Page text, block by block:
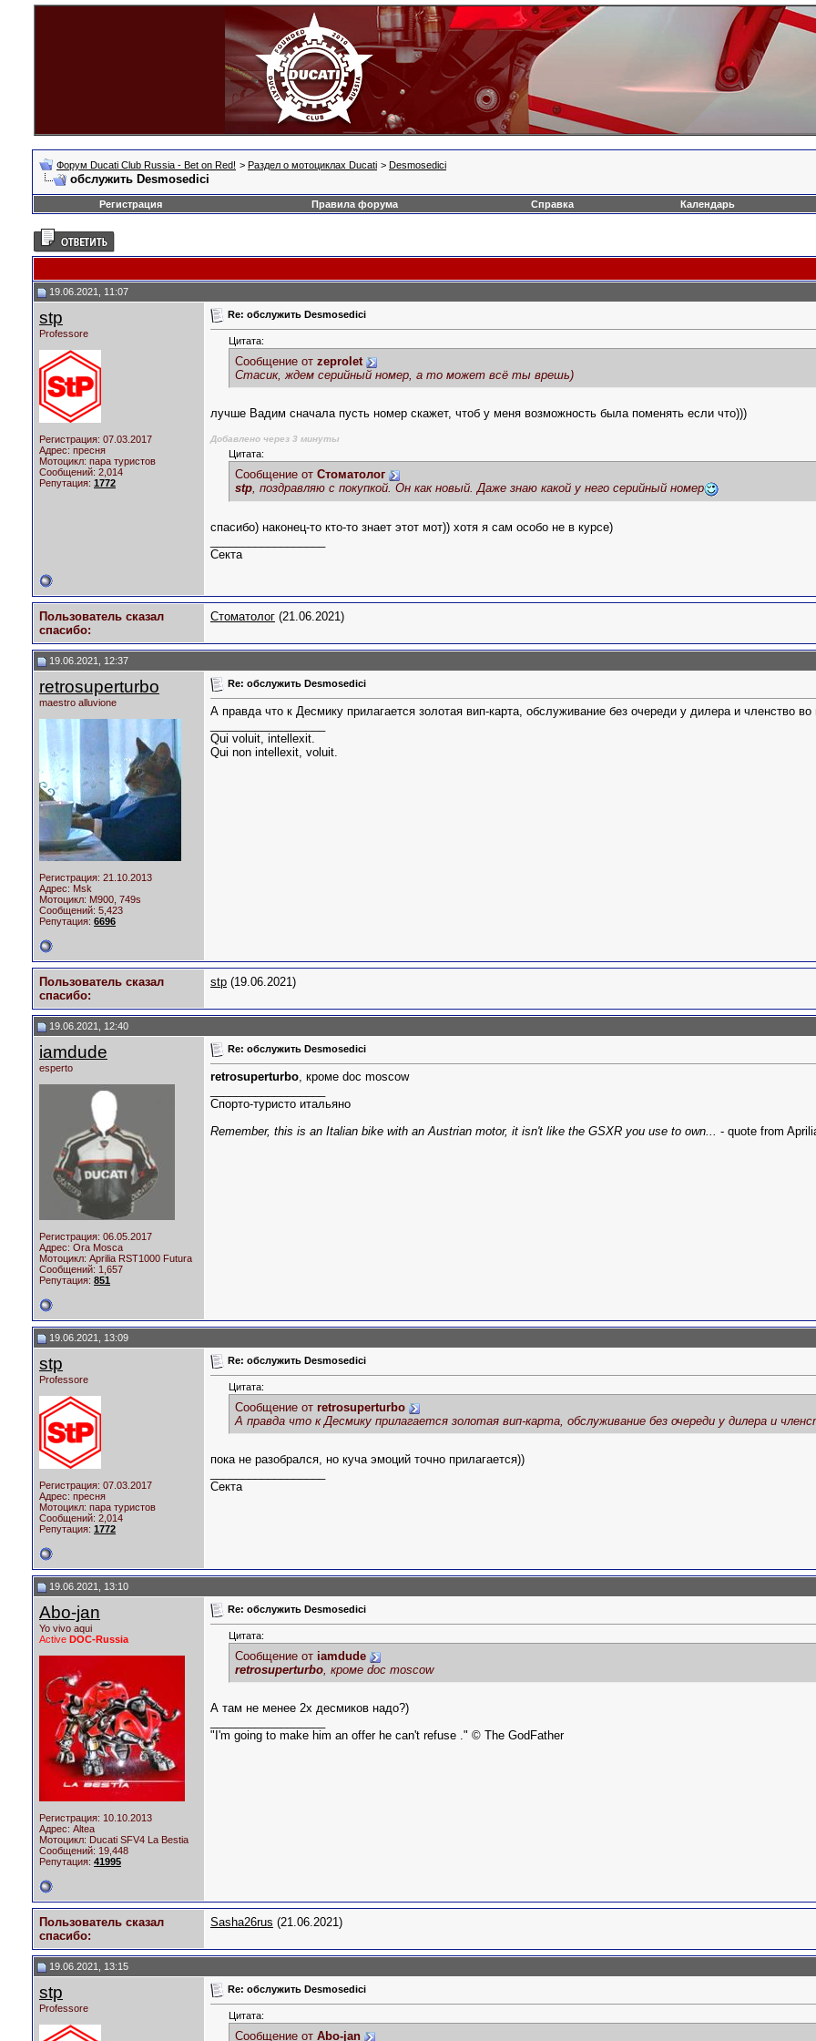
Форум Ducati Club Russia - Bet on Red! > Раздел о мотоциклах Ducati > Desmosedici
обслужить Desmosedici
Регистрация Правила форума Справка Календарь
19.06.2021, 11:07
stp
Professore
Регистрация: 07.03.2017
Адрес: пресня
Мотоцикл: пара туристов
Сообщений: 2,014
Репутация: 1772
Re: обслужить Desmosedici
Цитата:
Сообщение от zeprolet
Стасик, ждем серийный номер, а то может всё ты врешь)
лучше Вадим сначала пусть номер скажет, чтоб у меня возможность была поменять если что)))
Добавлено через 3 минуты
Цитата:
Сообщение от Стоматолог
stp, поздравляю с покупкой. Он как новый. Даже знаю какой у него серийный номер
спасибо) наконец-то кто-то знает этот мот)) хотя я сам особо не в курсе)
Секта
Пользователь сказал
cпасибо:
Стоматолог (21.06.2021)
19.06.2021, 12:37
retrosuperturbo
maestro alluvione
Регистрация: 21.10.2013
Адрес: Msk
Мотоцикл: M900, 749s
Сообщений: 5,423
Репутация: 6696
Re: обслужить Desmosedici
А правда что к Десмику прилагается золотая вип-карта, обслуживание без очереди у дилера и членство во
Qui voluit, intellexit.
Qui non intellexit, voluit.
Пользователь сказал
cпасибо:
stp (19.06.2021)
19.06.2021, 12:40
iamdude
esperto
Регистрация: 06.05.2017
Адрес: Ora Mosca
Мотоцикл: Aprilia RST1000 Futura
Сообщений: 1,657
Репутация: 851
Re: обслужить Desmosedici
retrosuperturbo, кроме doc moscow
Спорто-туристо итальяно
Remember, this is an Italian bike with an Austrian motor, it isn't like the GSXR you use to own... - quote from
19.06.2021, 13:09
stp
Professore
Регистрация: 07.03.2017
Адрес: пресня
Мотоцикл: пара туристов
Сообщений: 2,014
Репутация: 1772
Re: обслужить Desmosedici
Цитата:
Сообщение от retrosuperturbo
А правда что к Десмику прилагается золотая вип-карта, обслуживание без очереди у дилера и
пока не разобрался, но куча эмоций точно прилагается))
Секта
19.06.2021, 13:10
Abo-jan
Yo vivo aqui
Active DOC-Russia
Регистрация: 10.10.2013
Адрес: Altea
Мотоцикл: Ducati SFV4 La Bestia
Сообщений: 19,448
Репутация: 41995
Re: обслужить Desmosedici
Цитата:
Сообщение от iamdude
retrosuperturbo, кроме doc moscow
А там не менее 2х десмиков надо?)
"I'm going to make him an offer he can't refuse ." © The GodFather
Пользователь сказал
cпасибо:
Sasha26rus (21.06.2021)
19.06.2021, 13:15
stp
Professore
Re: обслужить Desmosedici
Цитата:
Сообщение от Abo-jan